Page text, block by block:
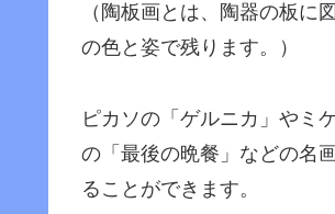
（陶板画とは、陶器の板に
の色と姿で残ります。）
ピカソの「ゲルニカ」やミ
の「最後の晩餐」などの名
ることができます。